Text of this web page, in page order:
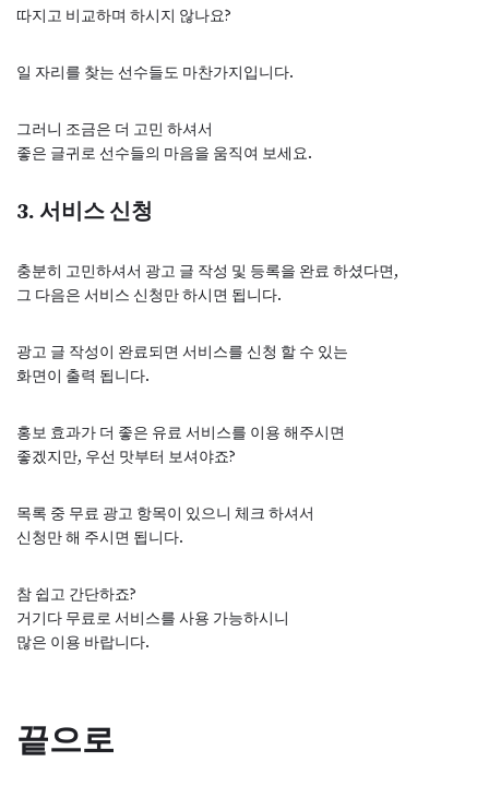
따지고 비교하며 하시지 않나요?
일 자리를 찾는 선수들도 마찬가지입니다.
그러니 조금은 더 고민 하셔서
좋은 글귀로 선수들의 마음을 움직여 보세요.
3. 서비스 신청
충분히 고민하셔서 광고 글 작성 및 등록을 완료 하셨다면,
그 다음은 서비스 신청만 하시면 됩니다.
광고 글 작성이 완료되면 서비스를 신청 할 수 있는
화면이 출력 됩니다.
홍보 효과가 더 좋은 유료 서비스를 이용 해주시면
좋겠지만, 우선 맛부터 보셔야죠?
목록 중 무료 광고 항목이 있으니 체크 하셔서
신청만 해 주시면 됩니다.
참 쉽고 간단하죠?
거기다 무료로 서비스를 사용 가능하시니
많은 이용 바랍니다.
끝으로